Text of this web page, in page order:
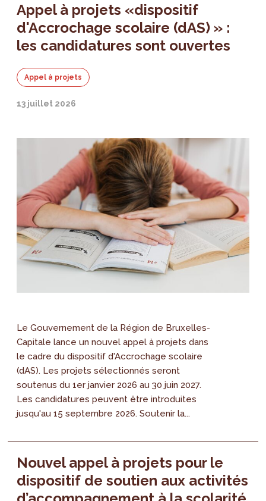
Appel à projets «dispositif
d'Accrochage scolaire (dAS) » :
les candidatures sont ouvertes
Appel à projets
13 juillet 2026
Le Gouvernement de la Région de Bruxelles-
Capitale lance un nouvel appel à projets dans
le cadre du dispositif d'Accrochage scolaire
(dAS). Les projets sélectionnés seront
soutenus du 1er janvier 2026 au 30 juin 2027.
Les candidatures peuvent être introduites
jusqu'au 15 septembre 2026. Soutenir la...
Nouvel appel à projets pour le
dispositif de soutien aux activités